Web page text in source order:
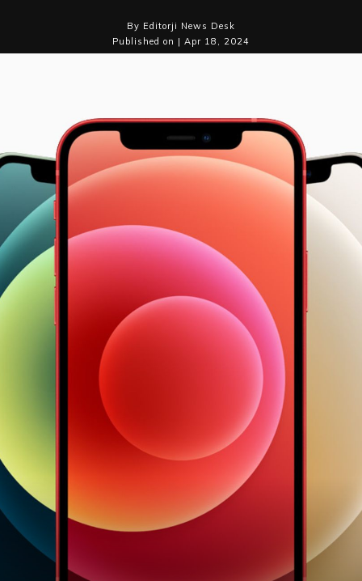
By Editorji News Desk
Published on | Apr 18, 2024